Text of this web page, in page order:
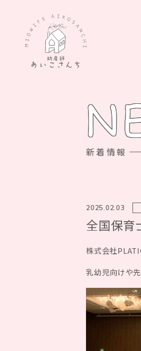
新着情報
2025.02.03
全国保育
株式会社
乳幼児向けや先